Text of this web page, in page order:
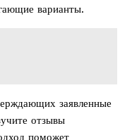
варианты.
заявленные
отзывы